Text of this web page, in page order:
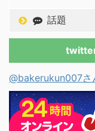
話題
twitter
@bakerukun007さ